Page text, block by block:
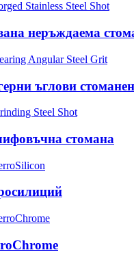
неръждаема
ъглови
стомана